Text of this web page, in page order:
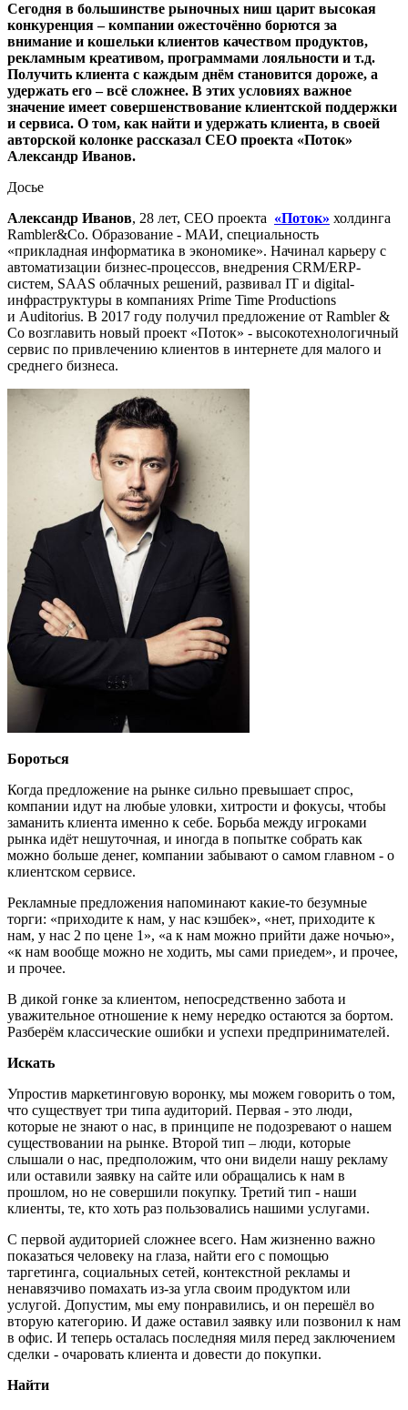
Сегодня в большинстве рыночных ниш царит высокая
конкуренция – компании ожесточённо борются за
внимание и кошельки клиентов качеством продуктов,
рекламным креативом, программами лояльности и т.д.
Получить клиента с каждым днём становится дороже, а
удержать его – всё сложнее. В этих условиях важное
значение имеет совершенствование клиентской поддержки
и сервиса. О том, как найти и удержать клиента, в своей
авторской колонке рассказал CEO проекта «Поток»
Александр Иванов.
Досье
Александр Иванов, 28 лет, CEO проекта «Поток» холдинга
Rambler&Co. Образование - МАИ, специальность
«прикладная информатика в экономике». Начинал карьеру с
автоматизации бизнес-процессов, внедрения CRM/ERP-
систем, SAAS облачных решений, развивал IT и digital-
инфраструктуры в компаниях Prime Time Productions
и Auditorius. В 2017 году получил предложение от Rambler &
Co возглавить новый проект «Поток» - высокотехнологичный
сервис по привлечению клиентов в интернете для малого и
среднего бизнеса.
Бороться
Когда предложение на рынке сильно превышает спрос,
компании идут на любые уловки, хитрости и фокусы, чтобы
заманить клиента именно к себе. Борьба между игроками
рынка идёт нешуточная, и иногда в попытке собрать как
можно больше денег, компании забывают о самом главном - о
клиентском сервисе.
Рекламные предложения напоминают какие-то безумные
торги: «приходите к нам, у нас кэшбек», «нет, приходите к
нам, у нас 2 по цене 1», «а к нам можно прийти даже ночью»,
«к нам вообще можно не ходить, мы сами приедем», и прочее,
и прочее.
В дикой гонке за клиентом, непосредственно забота и
уважительное отношение к нему нередко остаются за бортом.
Разберём классические ошибки и успехи предпринимателей.
Искать
Упростив маркетинговую воронку, мы можем говорить о том,
что существует три типа аудиторий. Первая - это люди,
которые не знают о нас, в принципе не подозревают о нашем
существовании на рынке. Второй тип – люди, которые
слышали о нас, предположим, что они видели нашу рекламу
или оставили заявку на сайте или обращались к нам в
прошлом, но не совершили покупку. Третий тип - наши
клиенты, те, кто хоть раз пользовались нашими услугами.
С первой аудиторией сложнее всего. Нам жизненно важно
показаться человеку на глаза, найти его с помощью
таргетинга, социальных сетей, контекстной рекламы и
ненавязчиво помахать из-за угла своим продуктом или
услугой. Допустим, мы ему понравились, и он перешёл во
вторую категорию. И даже оставил заявку или позвонил к нам
в офис. И теперь осталась последняя миля перед заключением
сделки - очаровать клиента и довести до покупки.
Найти